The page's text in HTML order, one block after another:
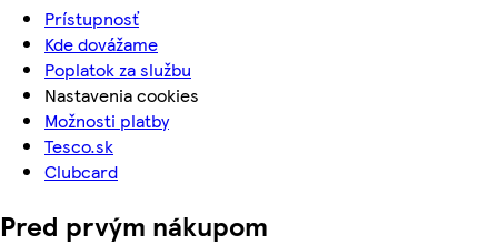
Prístupnosť
Kde dovážame
Poplatok za službu
Nastavenia cookies
Možnosti platby
Tesco.sk
Clubcard
Pred prvým nákupom